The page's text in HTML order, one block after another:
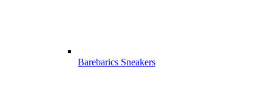
Barebarics Sneakers